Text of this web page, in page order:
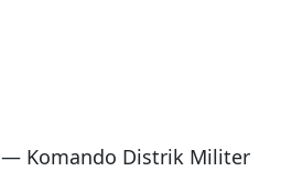
— Komando Distrik Militer